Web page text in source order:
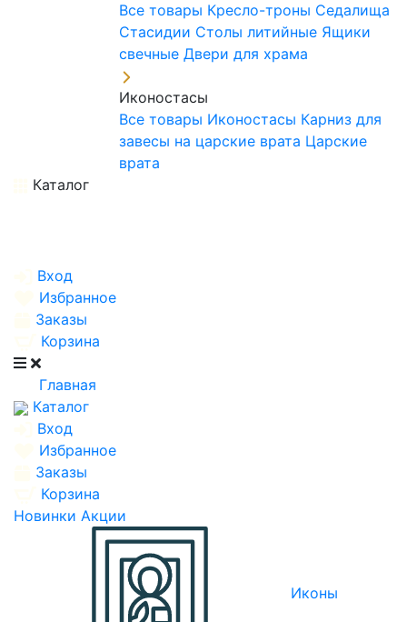
Все товары Кресло-троны Седалища
Стасидии Столы литийные Ящики
свечные Двери для храма
Иконостасы
Все товары Иконостасы Карниз для
завесы на царские врата Царские
врата
Каталог
Вход
Избранное
Заказы
Корзина
Главная
Каталог
Вход
Избранное
Заказы
Корзина
Новинки Акции
Иконы